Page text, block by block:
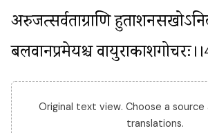
अरुजत्सर्वताग्राणि
बलवानप्रमेयश्च
Original text view. Choose a
translations.